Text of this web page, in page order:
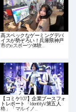
高スペックなゲーミングデバ
イスが勢ぞろい！兵庫県神戸
市のeスポーツ体験…
【コミケ107】企業ブースフォ
トレポート「IdentityⅤ第五人
格」「マルイノ…